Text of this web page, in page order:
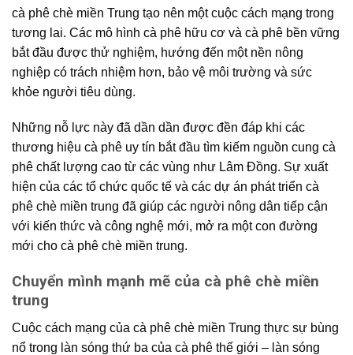
cà phê chè miền Trung tạo nên một cuộc cách mạng trong
tương lai. Các mô hình cà phê hữu cơ và cà phê bền vững
bắt đầu được thử nghiệm, hướng đến một nền nông
nghiệp có trách nhiệm hơn, bảo vệ môi trường và sức
khỏe người tiêu dùng.
Những nỗ lực này đã dần dần được đền đáp khi các
thương hiệu cà phê uy tín bắt đầu tìm kiếm nguồn cung cà
phê chất lượng cao từ các vùng như Lâm Đồng. Sự xuất
hiện của các tổ chức quốc tế và các dự án phát triển cà
phê chè miền trung đã giúp các người nông dân tiếp cận
với kiến thức và công nghệ mới, mở ra một con đường
mới cho cà phê chè miền trung.
Chuyển mình mạnh mẽ của cà phê chè miền
trung
Cuộc cách mạng của cà phê chè miền Trung thực sự bùng
nổ trong làn sóng thứ ba của cà phê thế giới – làn sóng